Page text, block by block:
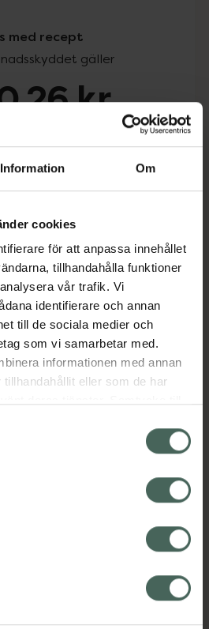
Information Om
cookies
för att anpassa innehållet
tillhandahålla funktioner
vår trafik. Vi
identifierare och annan
till de sociala medier och
som vi samarbetar med.
informationen med annan
eller som de har
webbplatsens
återkallat samtycke påverkar inte
som skett innan återkallelsen.
med recept
gäller
kr
ditt recept
innan
för dig. Du hittar oss från Skåne i
är så är det vårt uppdrag att
bättre. Välkommen att prata